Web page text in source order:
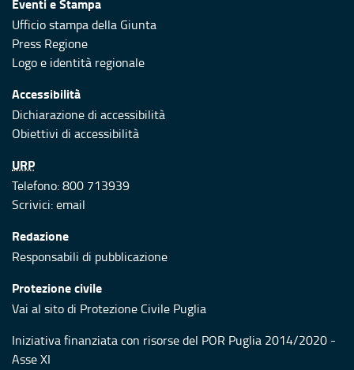
Ufficio stampa della Giunta
Press Regione
Logo e identità regionale
Accessibilità
Dichiarazione di accessibilità
Obiettivi di accessibilità
URP
Telefono: 800 713939
Scrivici:email
Redazione
Responsabili di pubblicazione
Protezione civile
Vai al sito di Protezione Civile Puglia
Iniziativa finanziata con risorse del POR Puglia 2014/2020 -
Asse XI